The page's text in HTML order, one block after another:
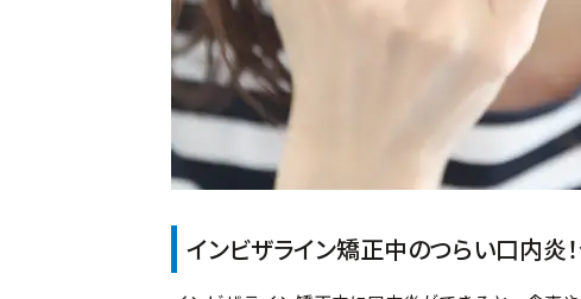
インビザライン矯正中のつらい口内炎